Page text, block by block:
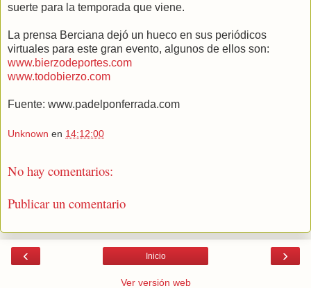
suerte para la temporada que viene.
La prensa Berciana dejó un hueco en sus periódicos
virtuales para este gran evento, algunos de ellos son:
www.bierzodeportes.com
www.todobierzo.com
Fuente: www.padelponferrada.com
Unknown en 14:12:00
No hay comentarios:
Publicar un comentario
‹ ›
Inicio
Ver versión web